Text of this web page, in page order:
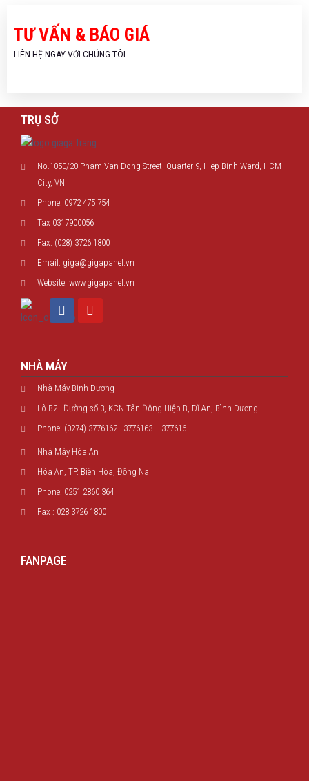
TƯ VẤN & BÁO GIÁ
LIÊN HỆ NGAY VỚI CHÚNG TÔI
TRỤ SỞ
No.1050/20 Pham Van Dong Street, Quarter 9, Hiep Binh Ward, HCM
City, VN
Phone: 0972 475 754
Tax 0317900056
Fax: (028) 3726 1800
Email: giga@gigapanel.vn
Website: www.gigapanel.vn
NHÀ MÁY
Nhà Máy Bình Dương
Lô B2 - Đường số 3, KCN Tân Đông Hiệp B, Dĩ An, Bình Dương
Phone: (0274) 3776162 - 3776163 – 377616
Nhà Máy Hóa An
Hóa An, TP. Biên Hòa, Đồng Nai
Phone: 0251 2860 364
Fax : 028 3726 1800
FANPAGE